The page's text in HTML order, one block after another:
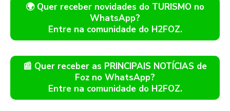
🌍 Quer receber novidades do TURISMO no
WhatsApp?
Entre na comunidade do H2FOZ.
📰 Quer receber as PRINCIPAIS NOTÍCIAS de
Foz no WhatsApp?
Entre na comunidade do H2FOZ.